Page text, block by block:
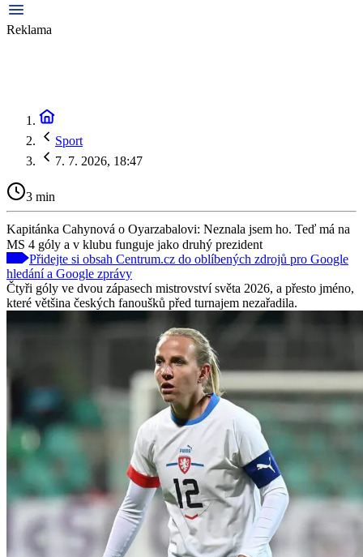
Reklama
Sport
7. 7. 2026, 18:47
3 min
Kapitánka Cahynová o Oyarzabalovi: Neznala jsem ho. Teď má na
MS 4 góly a v klubu funguje jako druhý prezident
Přidejte si obsah Centrum.cz do oblíbených zdrojů pro Google
hledání a Google zprávy
Čtyři góly ve dvou zápasech mistrovství světa 2026, a přesto jméno,
které většina českých fanoušků před turnajem nezařadila.